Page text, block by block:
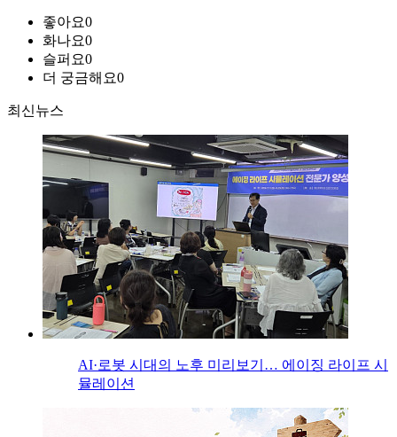
좋아요0
화나요0
슬퍼요0
더 궁금해요0
최신뉴스
AI·로봇 시대의 노후 미리보기… 에이징 라이프 시
뮬레이션